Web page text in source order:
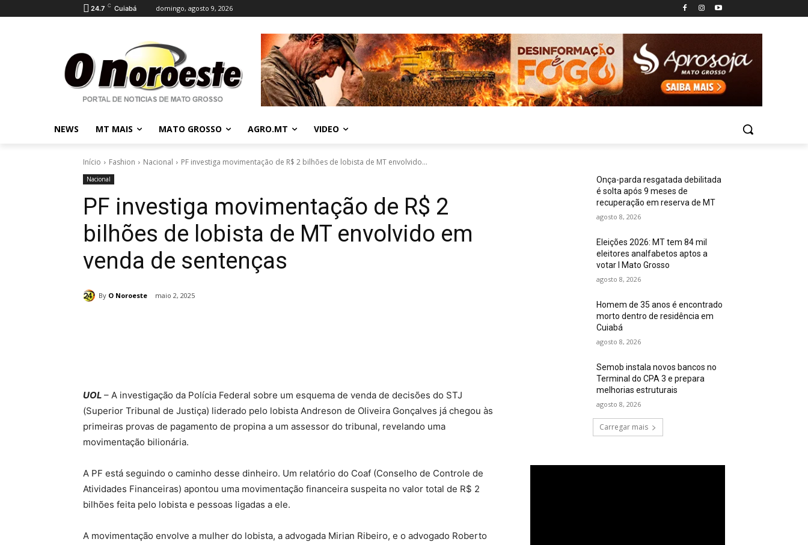
24.7 C Cuiabá domingo, agosto 9, 2026
NEWS MT MAIS MATO GROSSO AGRO.MT VIDEO
Início Fashion Nacional PF investiga movimentação de R$ 2 bilhões de lobista de MT envolvido...
Nacional
PF investiga movimentação de R$ 2
bilhões de lobista de MT envolvido em
venda de sentenças
By O Noroeste maio 2, 2025
UOL – A investigação da Polícia Federal sobre um esquema de venda de decisões do STJ
(Superior Tribunal de Justiça) liderado pelo lobista Andreson de Oliveira Gonçalves já chegou às
primeiras provas de pagamento de propina a um assessor do tribunal, revelando uma
movimentação bilionária.
A PF está seguindo o caminho desse dinheiro. Um relatório do Coaf (Conselho de Controle de
Atividades Financeiras) apontou uma movimentação financeira suspeita no valor total de R$ 2
bilhões feita pelo lobista e pessoas ligadas a ele.
A movimentação envolve a mulher do lobista, a advogada Mirian Ribeiro, e o advogado Roberto
Onça-parda resgatada debilitada
é solta após 9 meses de
recuperação em reserva de MT
agosto 8, 2026
Eleições 2026: MT tem 84 mil
eleitores analfabetos aptos a
votar I Mato Grosso
agosto 8, 2026
Homem de 35 anos é encontrado
morto dentro de residência em
Cuiabá
agosto 8, 2026
Semob instala novos bancos no
Terminal do CPA 3 e prepara
melhorias estruturais
agosto 8, 2026
Carregar mais